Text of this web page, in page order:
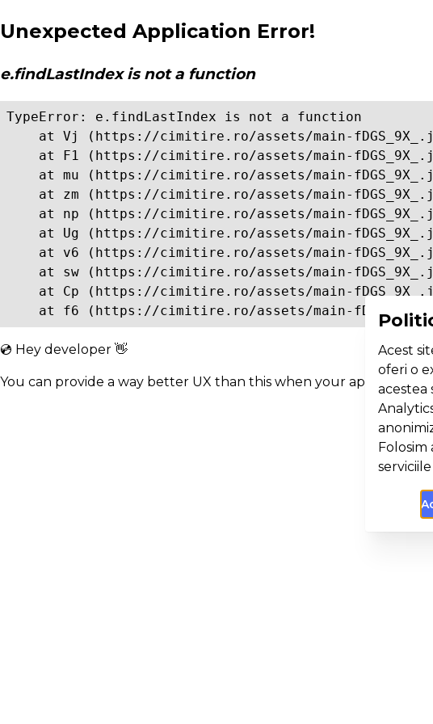
Unexpected Application Error!
e.findLastIndex is not a function
TypeError: e.findLastIndex is not a function
at Vj (https://cimitire.ro/assets/main-
at F1 (https://cimitire.ro/assets/main-
at mu (https://cimitire.ro/assets/main-
at zm (https://cimitire.ro/assets/main-
at np (https://cimitire.ro/assets/main-
at Ug (https://cimitire.ro/assets/main-
at v6 (https://cimitire.ro/assets/main-
at sw (https://cimitire.ro/assets/main-
at Cp (https://cimitire.ro/assets/main-
at f6 (https://cimitire.ro/assets/main-
💿 Hey developer 👋
You can provide a way better UX than this when your app throws
Acest
oferi o
acestea